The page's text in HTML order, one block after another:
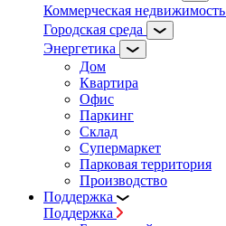
Коммерческая недвижимость
Городская среда
Энергетика
Дом
Квартира
Офис
Паркинг
Склад
Супермаркет
Парковая территория
Производство
Поддержка
Поддержка